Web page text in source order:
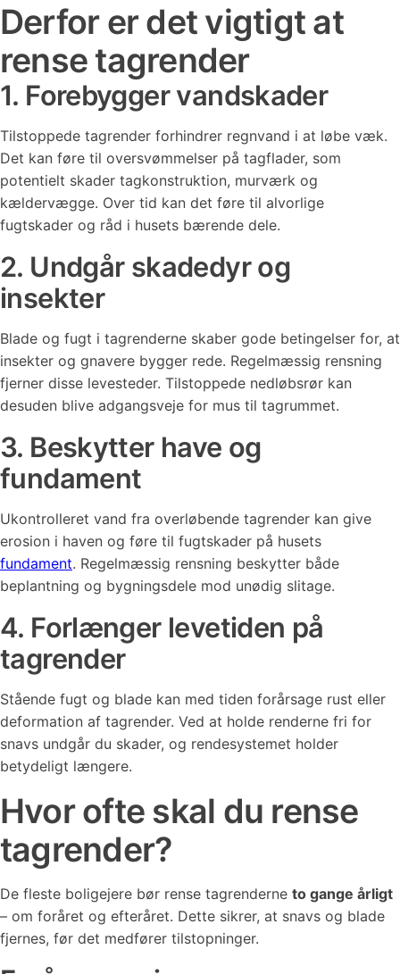
Derfor er det vigtigt at
rense tagrender
1. Forebygger vandskader
Tilstoppede tagrender forhindrer regnvand i at løbe væk.
Det kan føre til oversvømmelser på tagflader, som
potentielt skader tagkonstruktion, murværk og
kældervægge. Over tid kan det føre til alvorlige
fugtskader og råd i husets bærende dele.
2. Undgår skadedyr og
insekter
Blade og fugt i tagrenderne skaber gode betingelser for, at
insekter og gnavere bygger rede. Regelmæssig rensning
fjerner disse levesteder. Tilstoppede nedløbsrør kan
desuden blive adgangsveje for mus til tagrummet.
3. Beskytter have og
fundament
Ukontrolleret vand fra overløbende tagrender kan give
erosion i haven og føre til fugtskader på husets
fundament. Regelmæssig rensning beskytter både
beplantning og bygningsdele mod unødig slitage.
4. Forlænger levetiden på
tagrender
Stående fugt og blade kan med tiden forårsage rust eller
deformation af tagrender. Ved at holde renderne fri for
snavs undgår du skader, og rendesystemet holder
betydeligt længere.
Hvor ofte skal du rense
tagrender?
De fleste boligejere bør rense tagrenderne to gange årligt
– om foråret og efteråret. Dette sikrer, at snavs og blade
fjernes, før det medfører tilstopninger.